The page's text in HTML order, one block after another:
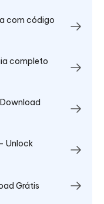
com código
completo
Unlock
Grátis